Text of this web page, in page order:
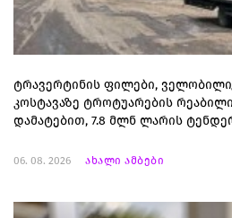
ტრავერტინის ფილები,
კოსტავაზე ტროტუარების
დამატებით, 7.8 მლნ ლარის
06. 08. 2026 ახალი ამბები